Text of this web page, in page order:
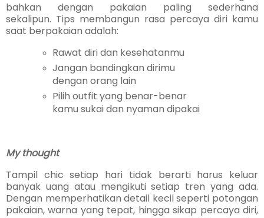
bahkan dengan pakaian paling sederhana
sekalipun. Tips membangun rasa percaya diri kamu
saat berpakaian adalah:
Rawat diri dan kesehatanmu
Jangan bandingkan dirimu
dengan orang lain
Pilih outfit yang benar-benar
kamu sukai dan nyaman dipakai
My thought
Tampil chic setiap hari tidak berarti harus keluar
banyak uang atau mengikuti setiap tren yang ada.
Dengan memperhatikan detail kecil seperti potongan
pakaian, warna yang tepat, hingga sikap percaya diri,